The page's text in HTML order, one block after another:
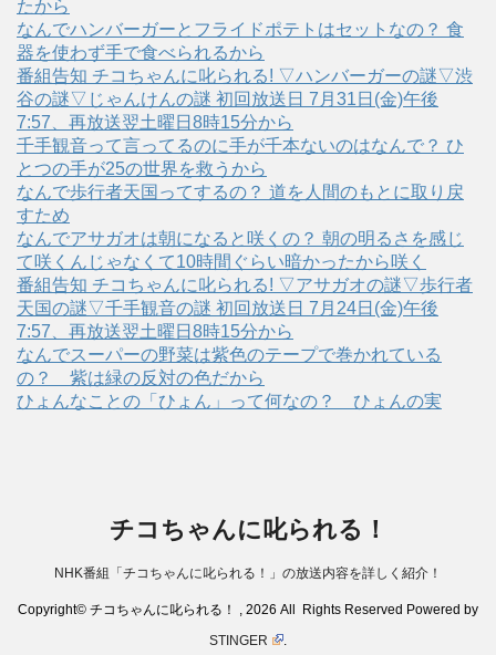
たから
なんでハンバーガーとフライドポテトはセットなの？ 食
器を使わず手で食べられるから
番組告知 チコちゃんに叱られる! ▽ハンバーガーの謎▽渋
谷の謎▽じゃんけんの謎 初回放送日 7月31日(金)午後
7:57、再放送翌土曜日8時15分から
千手観音って言ってるのに手が千本ないのはなんで？ ひ
とつの手が25の世界を救うから
なんで歩行者天国ってするの？ 道を人間のもとに取り戻
すため
なんでアサガオは朝になると咲くの？ 朝の明るさを感じ
て咲くんじゃなくて10時間ぐらい暗かったから咲く
番組告知 チコちゃんに叱られる! ▽アサガオの謎▽歩行者
天国の謎▽千手観音の謎 初回放送日 7月24日(金)午後
7:57、再放送翌土曜日8時15分から
なんでスーパーの野菜は紫色のテープで巻かれている
の？ 紫は緑の反対の色だから
ひょんなことの「ひょん」って何なの？ ひょんの実
チコちゃんに叱られる！
NHK番組「チコちゃんに叱られる！」の放送内容を詳しく紹介！
Copyright© チコちゃんに叱られる！ , 2026 All Rights Reserved Powered by
STINGER
.